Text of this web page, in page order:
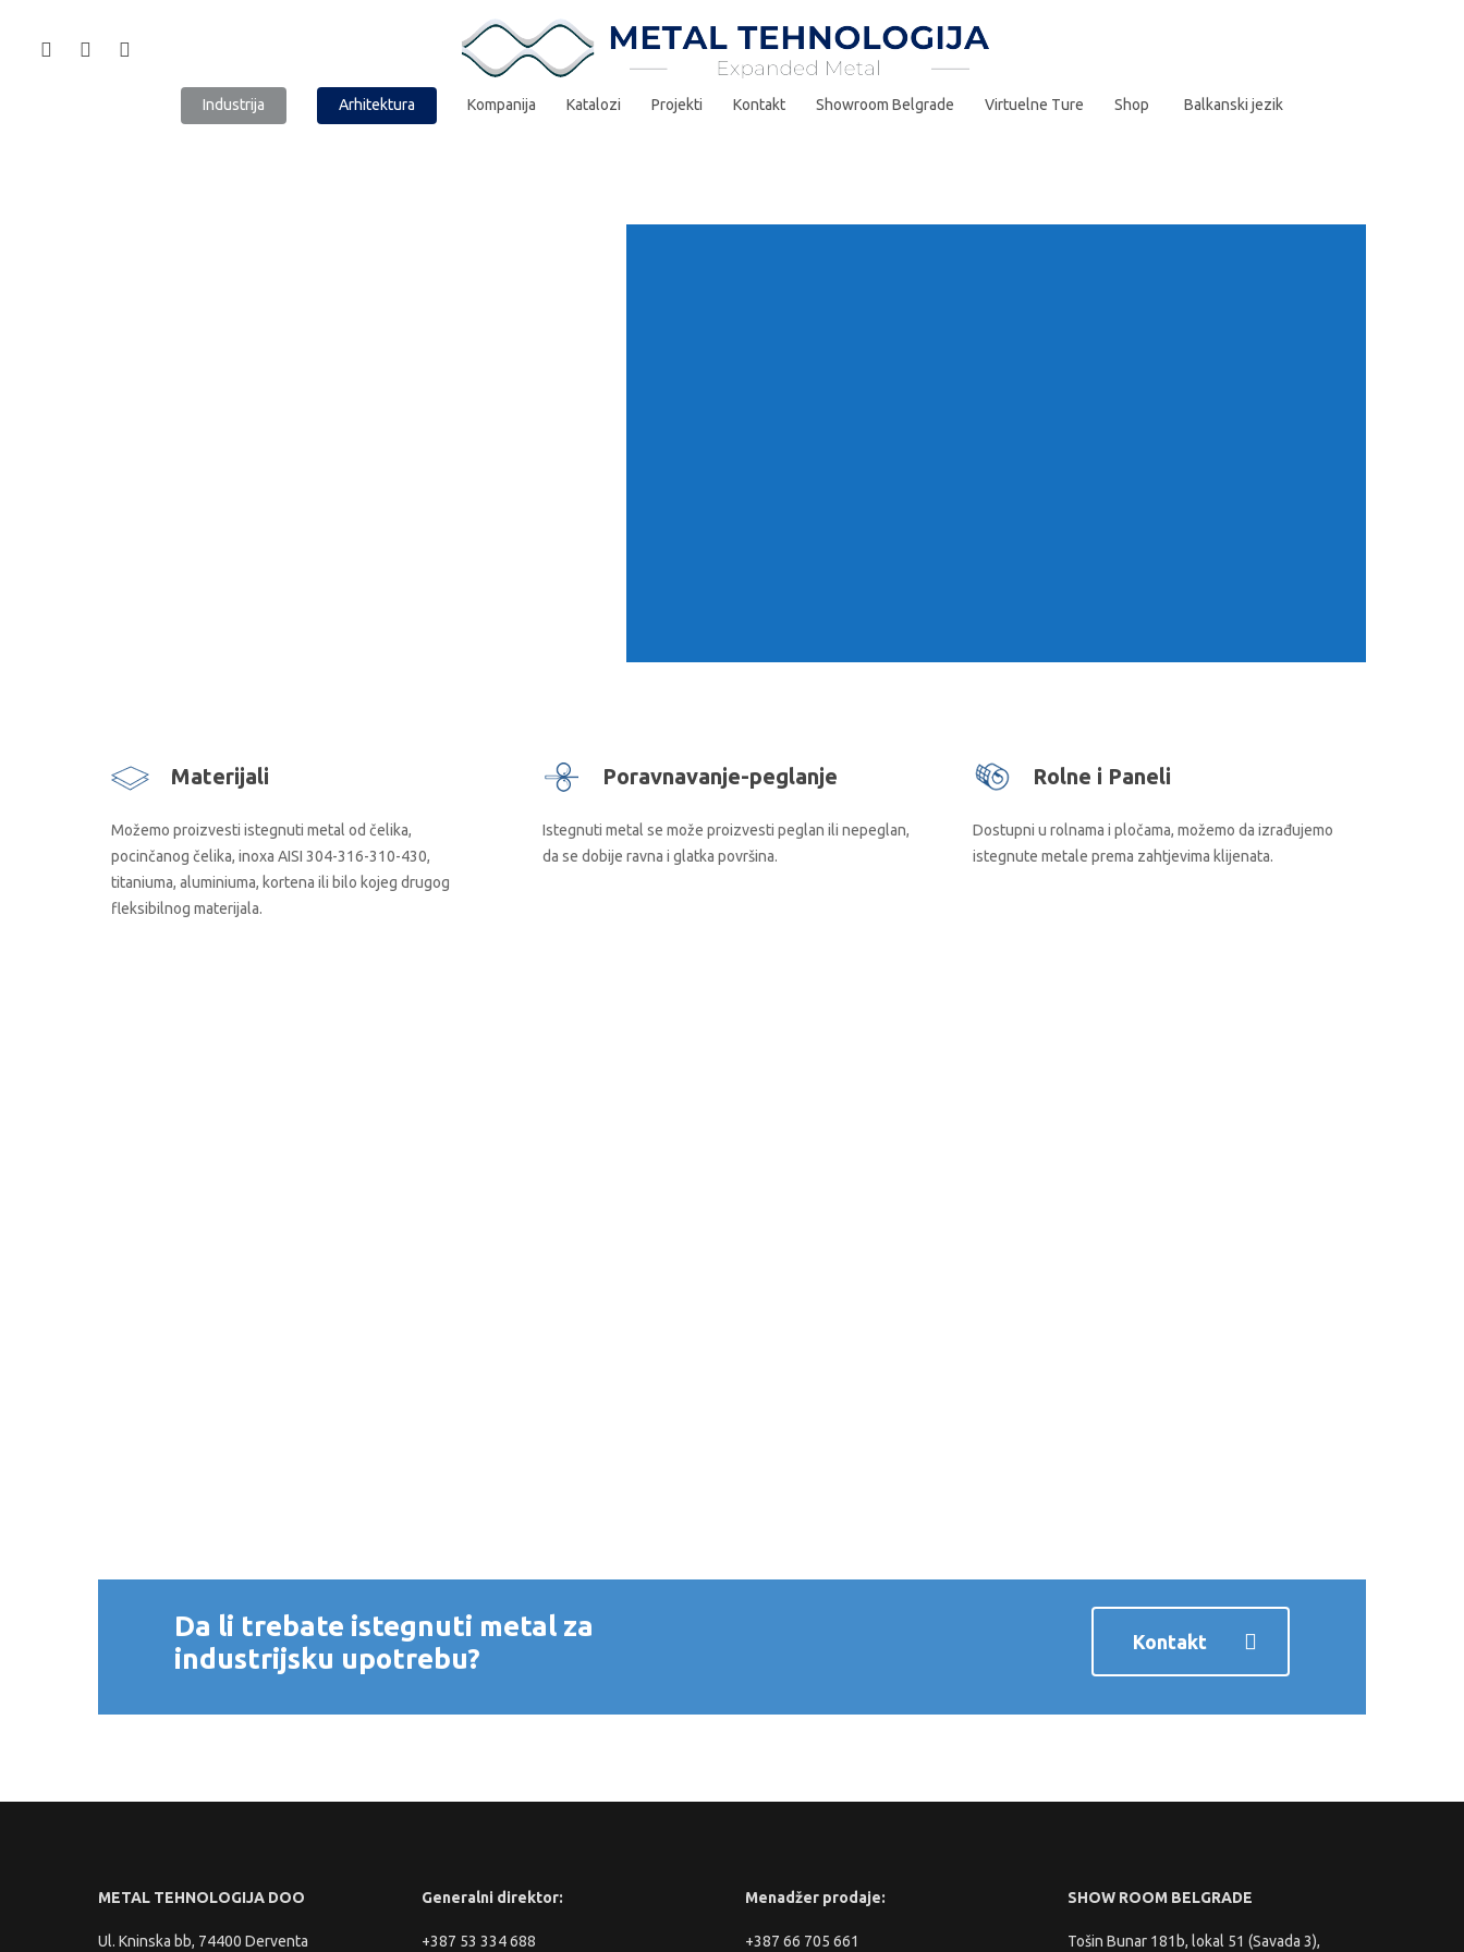
Industrija Arhitektura Kompanija Katalozi Projekti Kontakt Showroom Belgrade Virtuelne Ture Shop Balkanski jezik
Materijali
Možemo proizvesti istegnuti metal od čelika,
pocinčanog čelika, inoxa AISI 304-316-310-430,
titaniuma, aluminiuma, kortena ili bilo kojeg drugog
fleksibilnog materijala.
Poravnavanje-peglanje
Istegnuti metal se može proizvesti peglan ili nepeglan,
da se dobije ravna i glatka površina.
Rolne i Paneli
Dostupni u rolnama i pločama, možemo da izrađujemo
istegnute metale prema zahtjevima klijenata.
Da li trebate istegnuti metal za
industrijsku upotrebu?
Kontakt
METAL TEHNOLOGIJA DOO
Ul. Kninska bb, 74400 Derventa
Generalni direktor:
+387 53 334 688
Menadžer prodaje:
+387 66 705 661
SHOW ROOM BELGRADE
Tošin Bunar 181b, lokal 51 (Savada 3),